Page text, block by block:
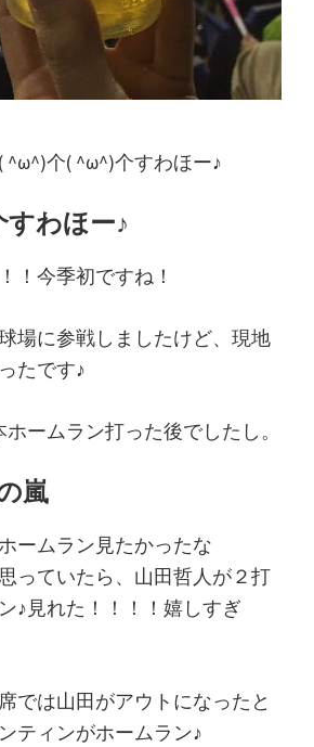
^ω^)个( ^ω^)个すわほー♪
わほー♪
！今季初ですね！
場に参戦しましたけど、現地
たです♪
ームラン打った後でしたし。
嵐
ームラン見たかったな
っていたら、山田哲人が２打
♪見れた！！！！嬉しすぎ
では山田がアウトになったと
ティンがホームラン♪